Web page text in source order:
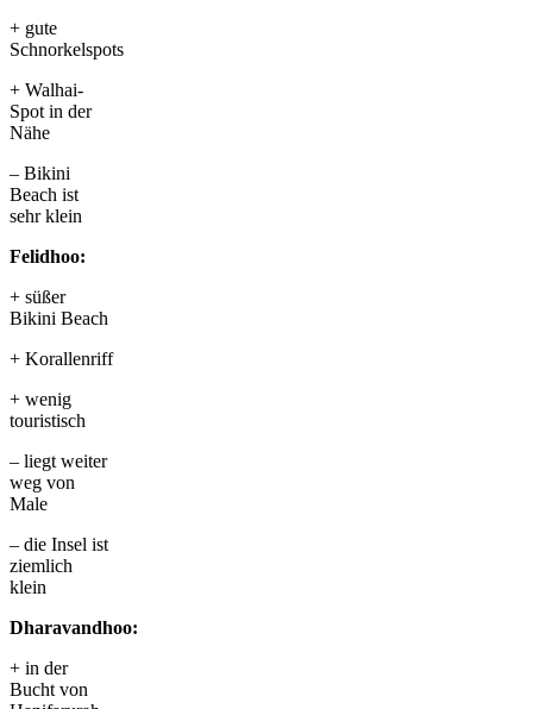
+ gute
Schnorkelspots
+ Walhai-
Spot in der
Nähe
– Bikini
Beach ist
sehr klein
Felidhoo:
+ süßer
Bikini Beach
+ Korallenriff
+ wenig
touristisch
– liegt weiter
weg von
Male
– die Insel ist
ziemlich
klein
Dharavandhoo:
+ in der
Bucht von